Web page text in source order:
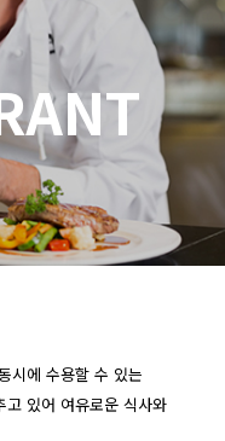
시에 수용할 수 있는
고 있어 여유로운 식사와